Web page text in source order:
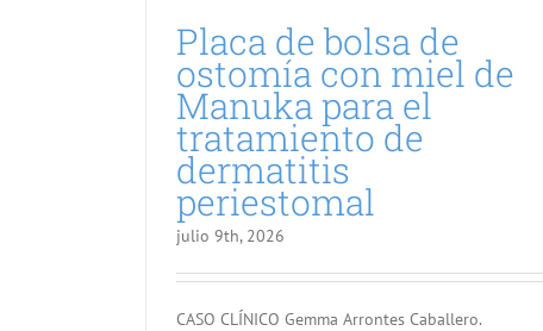
Placa de bolsa de
ostomía con miel de
Manuka para el
tratamiento de
dermatitis
periestomal
julio 9th, 2026
CASO CLÍNICO Gemma Arrontes Caballero.